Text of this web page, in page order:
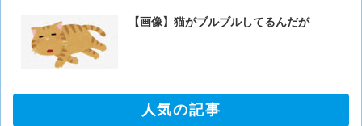
【画像】猫がブルブルしてるんだが
人気の記事